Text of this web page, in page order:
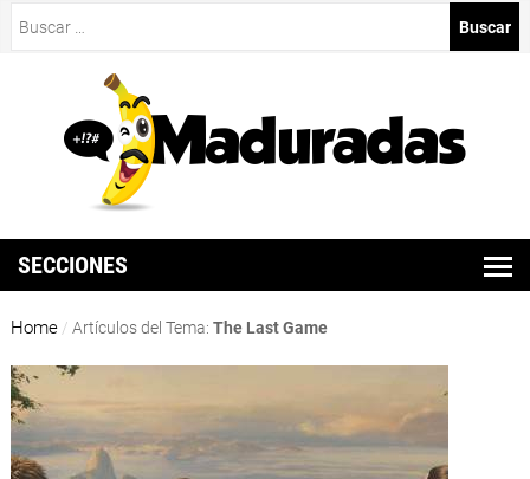
SECCIONES
Home / Artículos del Tema: The Last Game